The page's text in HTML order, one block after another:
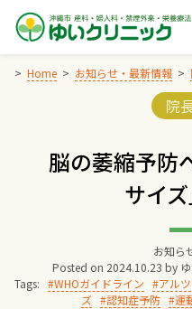
Skip
content
Home お知らせ・最新情報
院
脳の萎縮予防
サイ
お知ら
Posted on 2024.10.23 by
Tags:
WHOガイドライン アル
ズ
認知症予防 運
交通
院長か
ゆいクリ